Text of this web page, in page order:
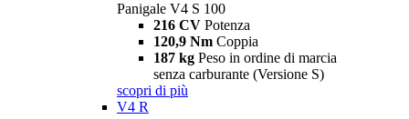
Panigale V4 S 100
216 CV Potenza
120,9 Nm Coppia
187 kg Peso in ordine di marcia
senza carburante (Versione S)
scopri di più
V4 R